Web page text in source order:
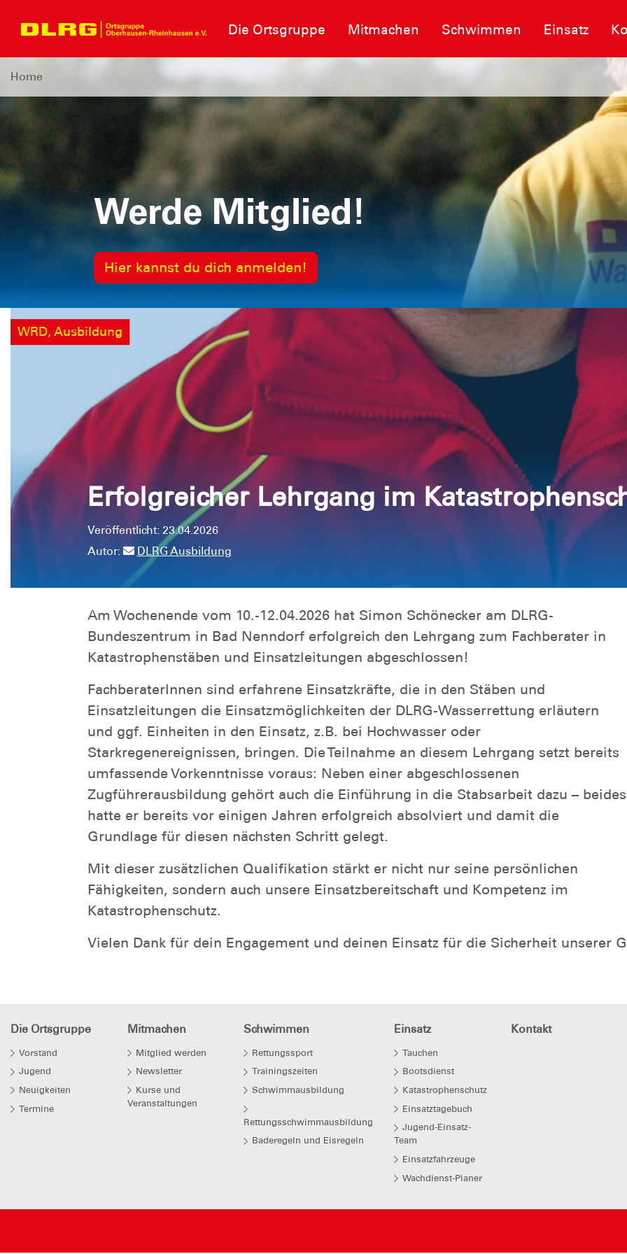
Die Ortsgruppe Mitmachen Schwimmen Einsatz
Home
Werde Mitglied!
Hier kannst du dich anmelden!
Einsatzfahrzeuge
Erfahre mehr!
WRD, Ausbildung
Erfolgreicher Lehrgang im
Veröffentlicht: 23.04.2026
Autor:
DLRG Ausbildung
Am Wochenende vom 10.-12.04.2026 hat Simon Schönecker am DLRG-
Bundeszentrum in Bad Nenndorf erfolgreich den Lehrgang zum Fachberater in
Katastrophenstäben und Einsatzleitungen abgeschlossen!
FachberaterInnen sind erfahrene Einsatzkräfte, die in den Stäben und
Einsatzleitungen die Einsatzmöglichkeiten der DLRG-Wasserrettung erläutern
und ggf. Einheiten in den Einsatz, z.B. bei Hochwasser oder
Starkregenereignissen, bringen. Die Teilnahme an diesem Lehrgang setzt bereits
umfassende Vorkenntnisse voraus: Neben einer abgeschlossenen
Zugführerausbildung gehört auch die Einführung in die Stabsarbeit dazu – beides
hatte er bereits vor einigen Jahren erfolgreich absolviert und damit die
Grundlage für diesen nächsten Schritt gelegt.
Mit dieser zusätzlichen Qualifikation stärkt er nicht nur seine persönlichen
Fähigkeiten, sondern auch unsere Einsatzbereitschaft und Kompetenz im
Katastrophenschutz.
Vielen Dank für dein Engagement und deinen Einsatz für die Sicherheit unserer
Die Ortsgruppe
Vorstand
Jugend
Neuigkeiten
Termine
Mitmachen
Mitglied werden
Newsletter
Kurse und
Veranstaltungen
Schwimmen
Rettungssport
Trainingszeiten
Schwimmausbildung
Rettungsschwimmausbildung
Baderegeln und Eisregeln
Einsatz
Tauchen
Bootsdienst
Katastrophenschutz
Einsatztagebuch
Jugend-Einsatz-
Team
Einsatzfahrzeuge
Wachdienst-Planer
Kontakt